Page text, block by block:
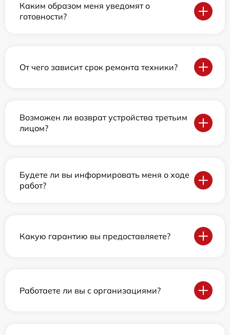
Каким образом меня уведомят о
готовности?
От чего зависит срок ремонта техники?
Возможен ли возврат устройства третьим
лицом?
Будете ли вы информировать меня о ходе
работ?
Какую гарантию вы предоставляете?
Работаете ли вы с организациями?